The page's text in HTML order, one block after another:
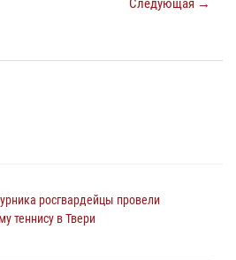
Следующая →
росгвардейцы провели
теннису в Твери